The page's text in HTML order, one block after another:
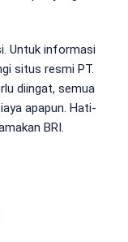
Untuk informasi
situs resmi PT.
diingat, semua
apapun. Hati-
BRI.